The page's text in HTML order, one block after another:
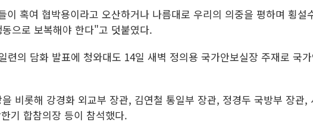
이 혹여 협박용이라고 오산하거나 나름대로 우리의 의중을 평하며 횡
으로 보복해야 한다"고 덧붙였다.
련의 담화 발표에 청와대도 14일 새벽 정의용 국가안보실장 주재로 국
비롯해 강경화 외교부 장관, 김연철 통일부 장관, 정경두 국방부 장관
기 합참의장 등이 참석했다.